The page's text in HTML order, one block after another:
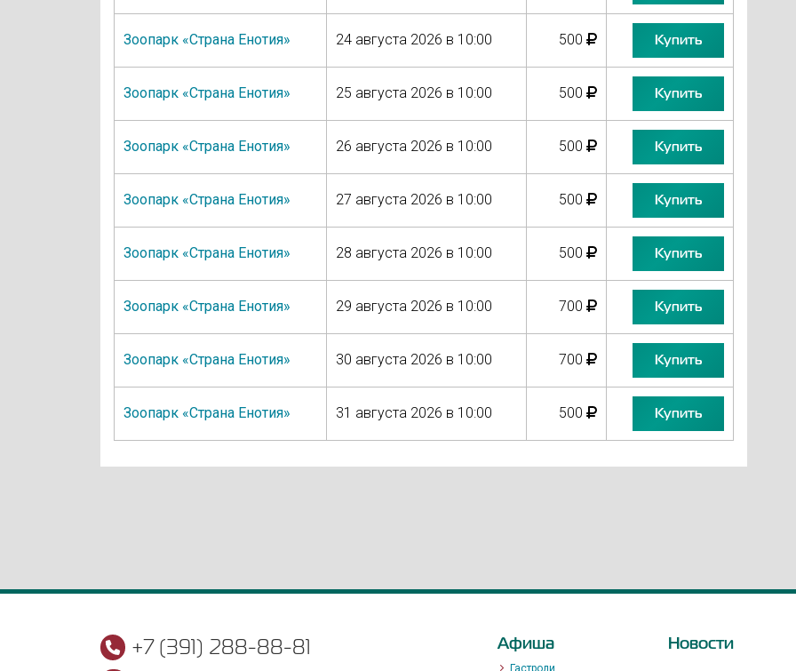
Зоопарк «Страна Енотия» 24 августа 2026 в 10:00 500 Купить
Зоопарк «Страна Енотия» 25 августа 2026 в 10:00 500 Купить
Зоопарк «Страна Енотия» 26 августа 2026 в 10:00 500 Купить
Зоопарк «Страна Енотия» 27 августа 2026 в 10:00 500 Купить
Зоопарк «Страна Енотия» 28 августа 2026 в 10:00 500 Купить
Зоопарк «Страна Енотия» 29 августа 2026 в 10:00 700 Купить
Зоопарк «Страна Енотия» 30 августа 2026 в 10:00 700 Купить
Зоопарк «Страна Енотия» 31 августа 2026 в 10:00 500 Купить
+7 (391) 288-88-81 Афиша
Гастроли
Новости